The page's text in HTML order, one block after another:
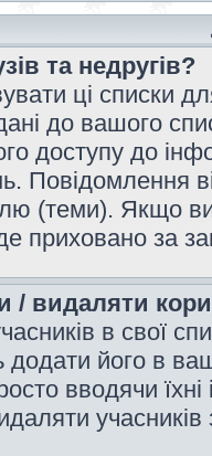
та недругів?
ці списки
до вашого
доступу до
Повідомлення
(теми). Якщо
приховано за
видаляти
в свої
його в
вводячи
учасників